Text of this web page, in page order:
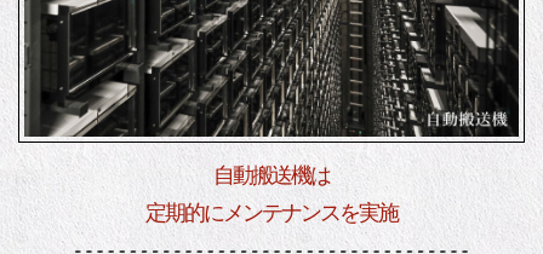
自動搬送機は
定期的にメンテナンスを実施